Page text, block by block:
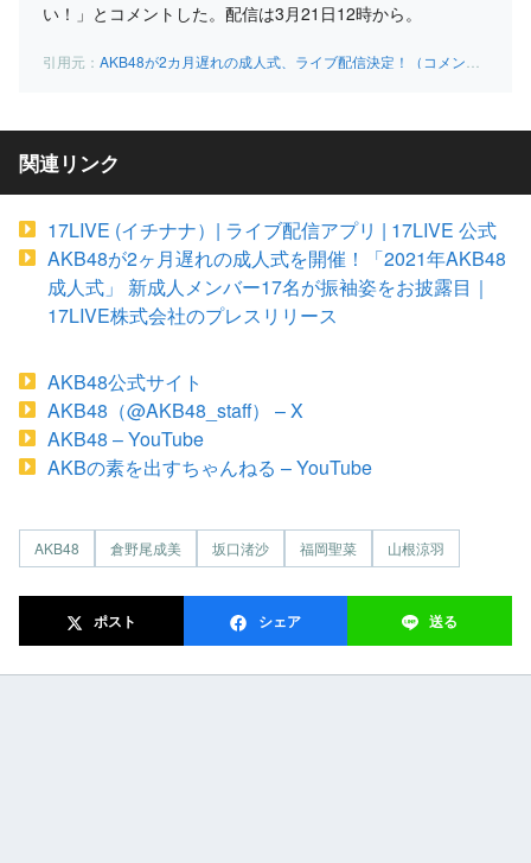
い！」とコメントした。配信は3月21日12時から。
AKB48が2カ月遅れの成人式、ライブ配信決定！（コメント動画 17LIVE ／AKB48） – YouTube
関連リンク
17LIVE (イチナナ）| ライブ配信アプリ | 17LIVE 公式
AKB48が2ヶ月遅れの成人式を開催！「2021年AKB48
成人式」 新成人メンバー17名が振袖姿をお披露目｜
17LIVE株式会社のプレスリリース
AKB48公式サイト
AKB48（@AKB48_staff） – X
AKB48 – YouTube
AKBの素を出すちゃんねる – YouTube
AKB48 倉野尾成美 坂口渚沙 福岡聖菜 山根涼羽
ポスト シェア 送る